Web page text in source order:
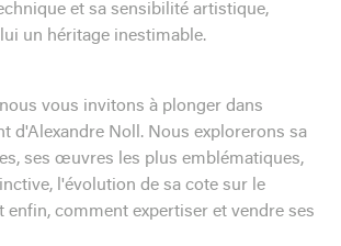
et sa sensibilité artistique,
un héritage inestimable.
vous invitons à plonger dans
d'Alexandre Noll. Nous explorerons sa
ses œuvres les plus emblématiques,
l'évolution de sa cote sur le
enfin, comment expertiser et vendre ses